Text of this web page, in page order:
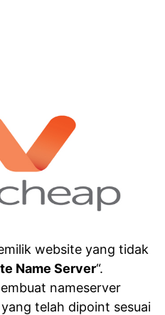
website yang tidak
Name Server“.
nameserver
telah dipoint sesuai